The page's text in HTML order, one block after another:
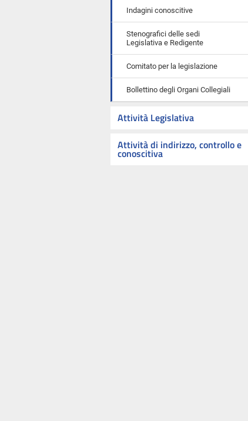
Indagini conoscitive
Stenografici delle sedi
Legislativa e Redigente
Comitato per la legislazione
Bollettino degli Organi Collegiali
Attività Legislativa
Attività di indirizzo, controllo e
conoscitiva